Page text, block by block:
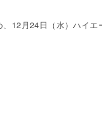
12月24日（水）ハイ